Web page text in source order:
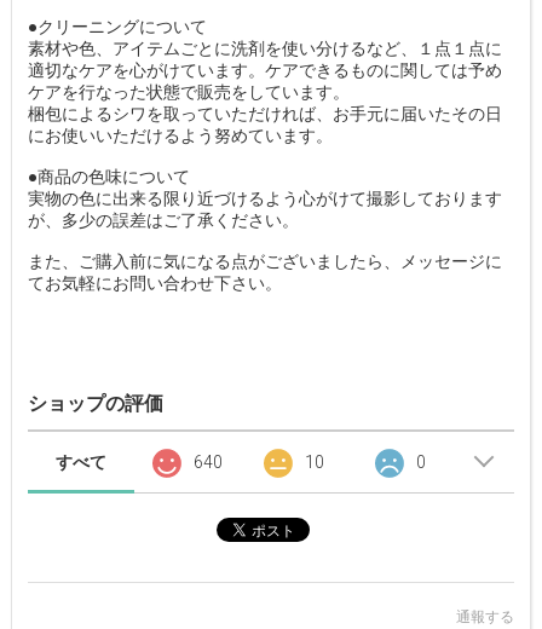
●クリーニングについて
素材や色、アイテムごとに洗剤を使い分けるなど、１点１点に
適切なケアを心がけています。ケアできるものに関しては予め
ケアを行なった状態で販売をしています。
梱包によるシワを取っていただければ、お手元に届いたその日
にお使いいただけるよう努めています。
●商品の色味について
実物の色に出来る限り近づけるよう心がけて撮影しております
が、多少の誤差はご了承ください。
また、ご購入前に気になる点がございましたら、メッセージに
てお気軽にお問い合わせ下さい。
ショップの評価
すべて 640 10 0
通報する